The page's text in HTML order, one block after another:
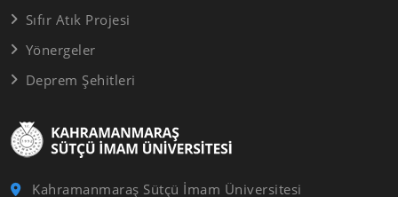
Kahramanmaraş Sütçü İmam Üniversitesi
Sıfır Atık Projesi
Yönergeler
Deprem Şehitleri